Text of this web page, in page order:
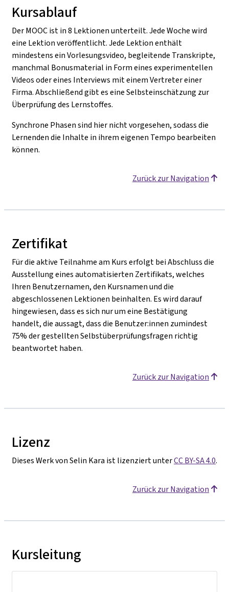
Kursablauf
Der MOOC ist in 8 Lektionen unterteilt. Jede Woche wird
eine Lektion veröffentlicht. Jede Lektion enthält
mindestens ein Vorlesungsvideo, begleitende Transkripte,
manchmal Bonusmaterial in Form eines experimentellen
Videos oder eines Interviews mit einem Vertreter einer
Firma. Abschließend gibt es eine Selbsteinschätzung zur
Überprüfung des Lernstoffes.
Synchrone Phasen sind hier nicht vorgesehen, sodass die
Lernenden die Inhalte in ihrem eigenen Tempo bearbeiten
können.
Zurück zur Navigation
Zertifikat
Für die aktive Teilnahme am Kurs erfolgt bei Abschluss die
Ausstellung eines automatisierten Zertifikats, welches
Ihren Benutzernamen, den Kursnamen und die
abgeschlossenen Lektionen beinhalten. Es wird darauf
hingewiesen, dass es sich nur um eine Bestätigung
handelt, die aussagt, dass die Benutzer:innen zumindest
75% der gestellten Selbstüberprüfungsfragen richtig
beantwortet haben.
Zurück zur Navigation
Lizenz
Dieses Werk von Selin Kara ist lizenziert unterCC BY-SA 4.0.
Zurück zur Navigation
Kursleitung